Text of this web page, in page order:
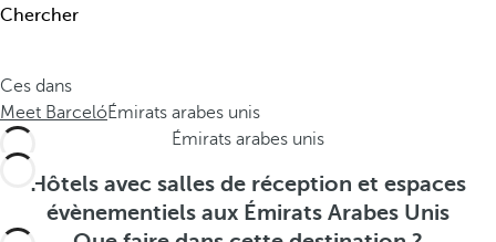
u
.
.
n
h
e
u
Chercher
Ces dans
Meet BarcelóÉmirats arabes unis
Émirats arabes unis
Hôtels avec salles de réception et espaces
évènementiels aux Émirats Arabes Unis